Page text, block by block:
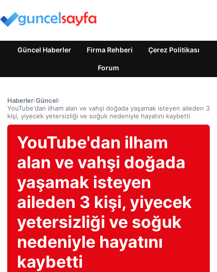
Güncel Haberler Firma Rehberi Çerez Politikası
Forum
Haberler›Güncel›
YouTube'dan ilham alan ve vahşi doğada yaşamak isteyen aileden 3
kişi, yiyecek yetersizliği ve soğuk nedeniyle hayatını kaybetti
YouTube'dan ilham
alan ve vahşi doğada
yaşamak isteyen
aileden 3 kişi, yiyecek
yetersizliği ve soğuk
nedeniyle hayatını
kaybetti